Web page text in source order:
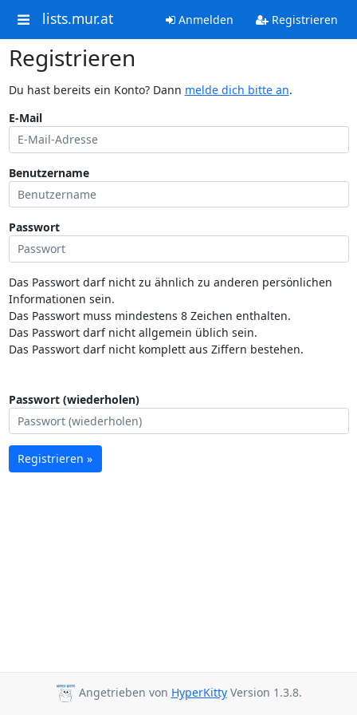
lists.mur.at Anmelden Registrieren
Registrieren
Du hast bereits ein Konto? Dann melde dich bitte an.
E-Mail
Benutzername
Passwort
Das Passwort darf nicht zu ähnlich zu anderen persönlichen
Informationen sein.
Das Passwort muss mindestens 8 Zeichen enthalten.
Das Passwort darf nicht allgemein üblich sein.
Das Passwort darf nicht komplett aus Ziffern bestehen.
Passwort (wiederholen)
Registrieren »
Angetrieben von HyperKittyVersion 1.3.8.